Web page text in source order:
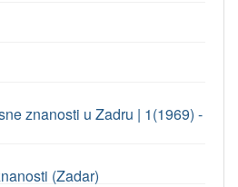
znanosti u Zadru | 1(1969) -
(Zadar)